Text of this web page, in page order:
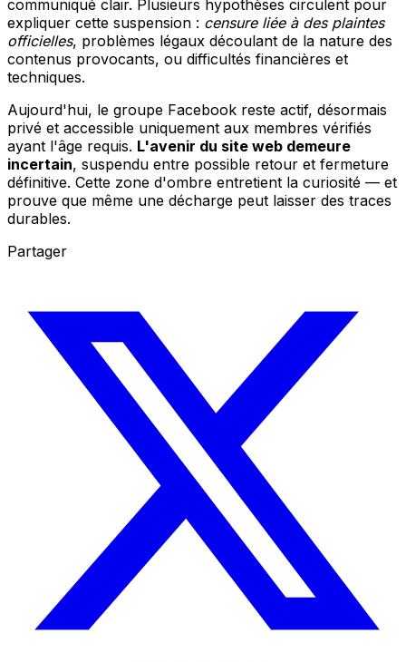
communiqué clair. Plusieurs hypothèses circulent pour
expliquer cette suspension : censure liée à des plaintes
officielles, problèmes légaux découlant de la nature des
contenus provocants, ou difficultés financières et
techniques.
Aujourd'hui, le groupe Facebook reste actif, désormais
privé et accessible uniquement aux membres vérifiés
ayant l'âge requis. L'avenir du site web demeure
incertain, suspendu entre possible retour et fermeture
définitive. Cette zone d'ombre entretient la curiosité — et
prouve que même une décharge peut laisser des traces
durables.
Partager